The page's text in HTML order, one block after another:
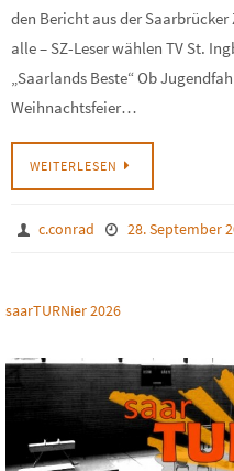
den Bericht aus der
alle – SZ-Leser wählen TV St.
„Saarlands Beste“ Ob
Weihnachtsfeier…
WEITERLESEN
c.conrad 28. September
saarTURNier 2026